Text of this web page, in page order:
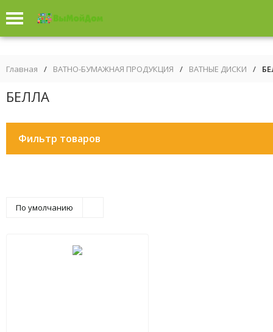
Главная / ВАТНО-БУМАЖНАЯ ПРОДУКЦИЯ / ВАТНЫЕ ДИСКИ /
БЕЛЛА
Фильтр товаров
По умолчанию